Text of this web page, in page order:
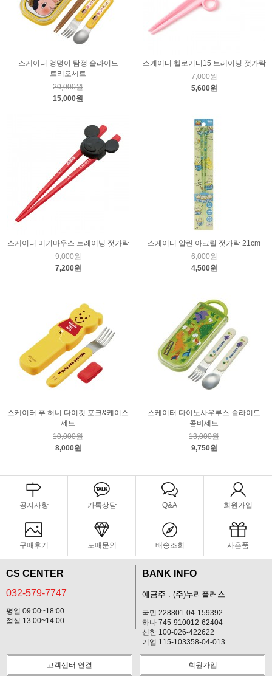
스케이터 엉덩이 탐정 슬라이드
트리오세트
20,000원
15,000원
스케이터 헬로키티15 트레이닝 젓가락
7,000원
5,600원
스케이터 미키마우스 트레이닝 젓가락
9,000원
7,200원
스케이터 알린 아크릴 젓가락 21cm
6,000원
4,500원
스케이터 푸 허니 다이컷 포크&케이스
세트
10,000원
8,000원
스케이터 다이노사우루스 슬라이드
콤비세트
13,000원
9,750원
공지사항 카톡상담 Q&A 회원가입
구매후기 도매문의 배송조회 사은품
CS CENTER
032-579-7747
평일 09:00~18:00
점심 13:00~14:00
BANK INFO
예금주 : (주)누리플러스
국민 228801-04-159392
하나 745-910012-62404
신한 100-026-422622
기업 115-103358-04-013
고객센터 연결 회원가입